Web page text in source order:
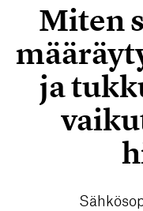
Miten
ja